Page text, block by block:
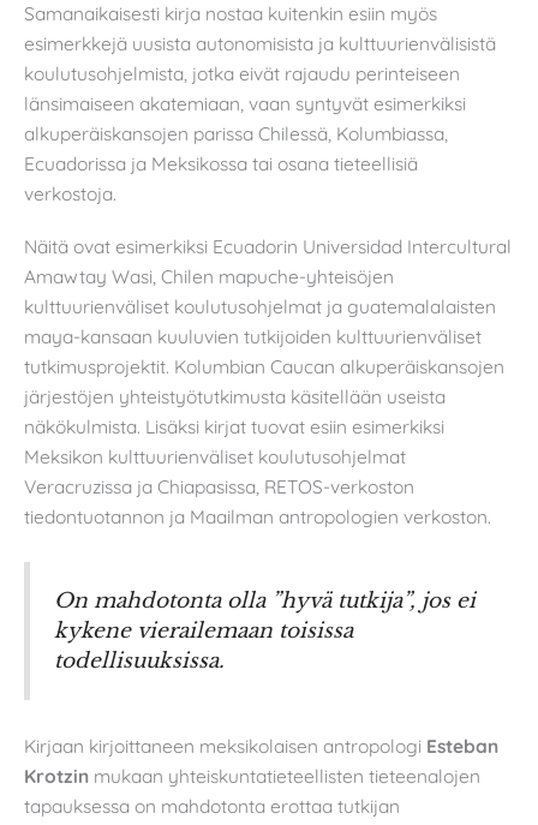
Samanaikaisesti kirja nostaa kuitenkin esiin myös
esimerkkejä uusista autonomisista ja kulttuurienvälisistä
koulutusohjelmista, jotka eivät rajaudu perinteiseen
länsimaiseen akatemiaan, vaan syntyvät esimerkiksi
alkuperäiskansojen parissa Chilessä, Kolumbiassa,
Ecuadorissa ja Meksikossa tai osana tieteellisiä
verkostoja.
Näitä ovat esimerkiksi Ecuadorin Universidad Intercultural
Amawtay Wasi, Chilen mapuche-yhteisöjen
kulttuurienväliset koulutusohjelmat ja guatemalalaisten
maya-kansaan kuuluvien tutkijoiden kulttuurienväliset
tutkimusprojektit. Kolumbian Caucan alkuperäiskansojen
järjestöjen yhteistyötutkimusta käsitellään useista
näkökulmista. Lisäksi kirjat tuovat esiin esimerkiksi
Meksikon kulttuurienväliset koulutusohjelmat
Veracruzissa ja Chiapasissa, RETOS-verkoston
tiedontuotannon ja Maailman antropologien verkoston.
On mahdotonta olla ”hyvä tutkija”, jos ei
kykene vierailemaan toisissa
todellisuuksissa.
Kirjaan kirjoittaneen meksikolaisen antropologi Esteban
Krotzin mukaan yhteiskuntatieteellisten tieteenalojen
tapauksessa on mahdotonta erottaa tutkijan